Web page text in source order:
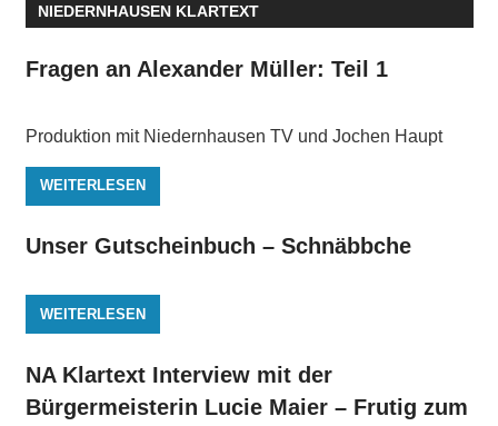
NIEDERNHAUSEN KLARTEXT
Fragen an Alexander Müller: Teil 1
Produktion mit Niedernhausen TV und Jochen Haupt
WEITERLESEN
Unser Gutscheinbuch – Schnäbbche
WEITERLESEN
NA Klartext Interview mit der
Bürgermeisterin Lucie Maier – Frutig zum